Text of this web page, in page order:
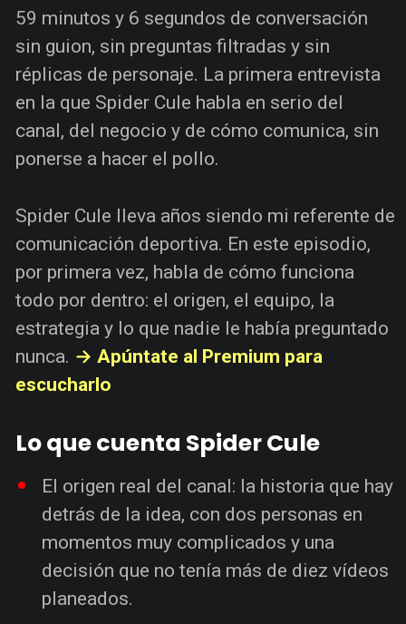
59 minutos y 6 segundos de conversación
sin guion, sin preguntas filtradas y sin
réplicas de personaje. La primera entrevista
en la que Spider Cule habla en serio del
canal, del negocio y de cómo comunica, sin
ponerse a hacer el pollo.
Spider Cule lleva años siendo mi referente de
comunicación deportiva. En este episodio,
por primera vez, habla de cómo funciona
todo por dentro: el origen, el equipo, la
estrategia y lo que nadie le había preguntado
nunca. → Apúntate al Premium para
escucharlo
Lo que cuenta Spider Cule
El origen real del canal: la historia que hay
detrás de la idea, con dos personas en
momentos muy complicados y una
decisión que no tenía más de diez vídeos
planeados.